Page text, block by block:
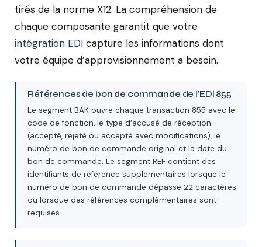
tirés de la norme X12. La compréhension de
chaque composante garantit que votre
intégration EDI capture les informations dont
votre équipe d’approvisionnement a besoin.
Références de bon de commande de l’EDI 855
Le segment BAK ouvre chaque transaction 855 avec le
code de fonction, le type d’accusé de réception
(accepté, rejeté ou accepté avec modifications), le
numéro de bon de commande original et la date du
bon de commande. Le segment REF contient des
identifiants de référence supplémentaires lorsque le
numéro de bon de commande dépasse 22 caractères
ou lorsque des références complémentaires sont
requises.